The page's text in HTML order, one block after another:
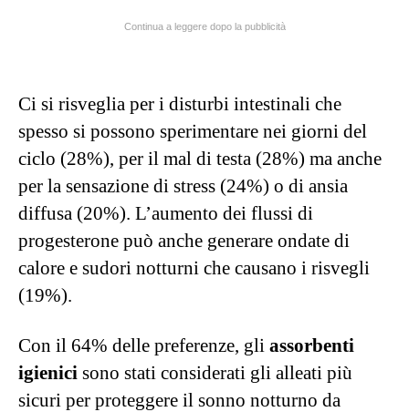
Continua a leggere dopo la pubblicità
Ci si risveglia per i disturbi intestinali che
spesso si possono sperimentare nei giorni del
ciclo (28%), per il mal di testa (28%) ma anche
per la sensazione di stress (24%) o di ansia
diffusa (20%). L’aumento dei flussi di
progesterone può anche generare ondate di
calore e sudori notturni che causano i risvegli
(19%).
Con il 64% delle preferenze, gli assorbenti
igienici sono stati considerati gli alleati più
sicuri per proteggere il sonno notturno da